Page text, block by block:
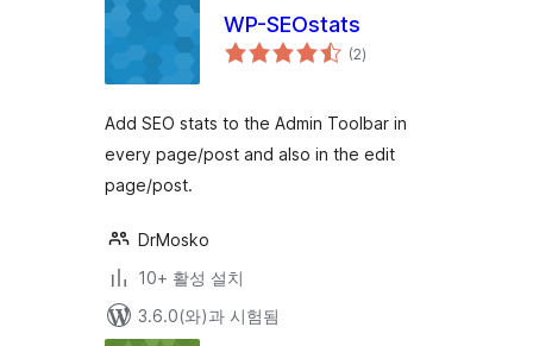
WP-SEOstats
(2전
체)
Add SEO stats to the Admin Toolbar in
every page/post and also in the edit
page/post.
DrMosko
10+ 활성 설치
3.6.0(와)과 시험됨